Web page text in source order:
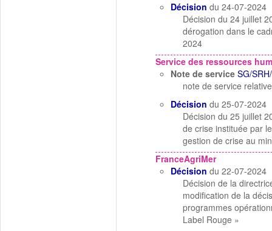
Décision du 24-07-2024
Décision du 24 juillet
dérogation dans le
2024
Service des ressources
Note de service SG/
note de service
Décision du 25-07-2024
Décision du 25 juillet
de crise instituée par
gestion de crise au
FranceAgriMer
Décision du 22-07-2024
Décision de la
modification de la
programmes
Label Rouge »